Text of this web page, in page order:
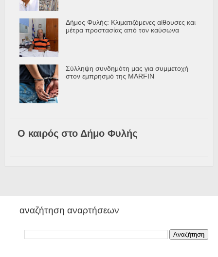
Δήμος Φυλής: Κλιματιζόμενες αίθουσες και
μέτρα προστασίας από τον καύσωνα
Σύλληψη συνδημότη μας για συμμετοχή
στον εμπρησμό της MARFIN
Ο καιρός στο Δήμο Φυλής
αναζήτηση αναρτήσεων